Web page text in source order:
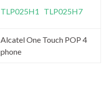
TLP025H1 TLP025H7
Alcatel One Touch POP 4
phone